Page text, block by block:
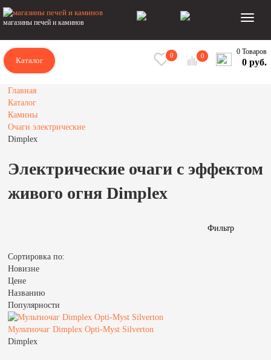
магазины печей и каминов
Каталог
0 0 0 Товаров
0 руб.
Главная
Каталог
Камины
Очаги электрические
Dimplex
Электрические очаги с эффектом
живого огня Dimplex
Фильтр
Сортировка по:
Новизне
Цене
Названию
Популярности
Мультиочаг Dimplex Opti-Myst Silverton
Dimplex